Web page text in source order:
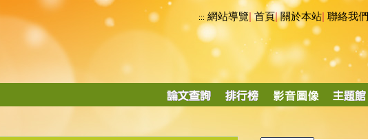
::: 網站導覽|首頁|關於本站 聯絡我們